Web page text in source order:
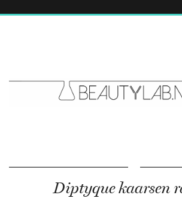
Diptyque kaarsen